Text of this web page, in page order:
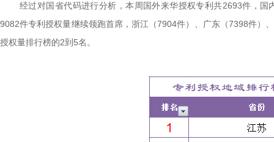
经过对国省代码进行分析，本周国外来华授权专利共2693件，
9082件专利授权量继续领跑首席，浙江（7904件）、广东（7398件）
授权量排行榜的2到5名。